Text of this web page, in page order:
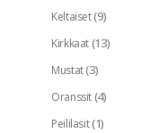
Keltaiset(9)
Kirkkaat(13)
Mustat(3)
Oranssit(4)
Peililasit(1)